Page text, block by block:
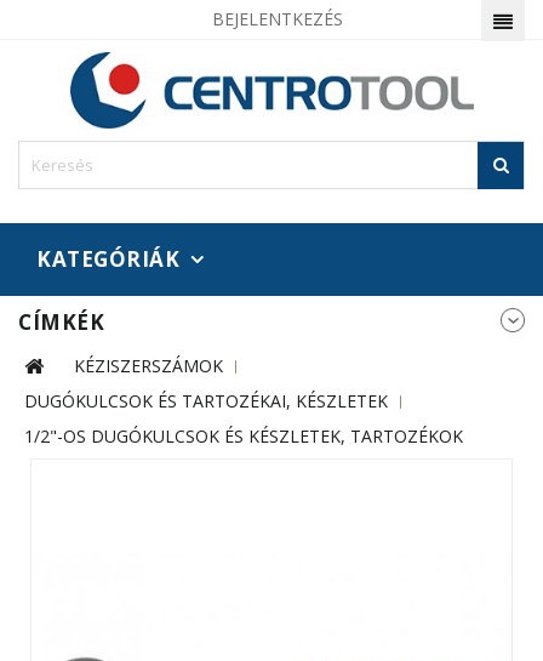
BEJELENTKEZÉS
KATEGÓRIÁK
CÍMKÉK
KÉZISZERSZÁMOK
DUGÓKULCSOK ÉS TARTOZÉKAI, KÉSZLETEK
1/2"-OS DUGÓKULCSOK ÉS KÉSZLETEK, TARTOZÉKOK